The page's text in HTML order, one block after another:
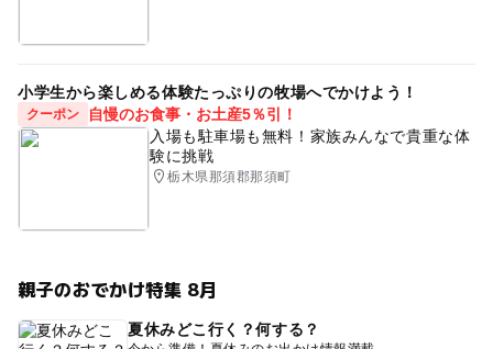
小学生から楽しめる体験たっぷりの牧場へでかけよう！
クーポン
自慢のお食事・お土産5％引！
入場も駐車場も無料！家族みんなで貴重な体
験に挑戦
栃木県那須郡那須町
親子のおでかけ特集 8月
夏休みどこ行く？何する？